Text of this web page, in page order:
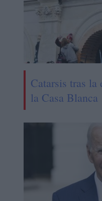
Catarsis tras la
la Casa Blanca